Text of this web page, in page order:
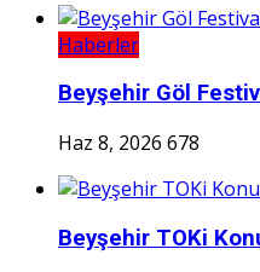
Haberler
Beyşehir Göl
Haz 8, 2026 678
Beyşehir TOKi